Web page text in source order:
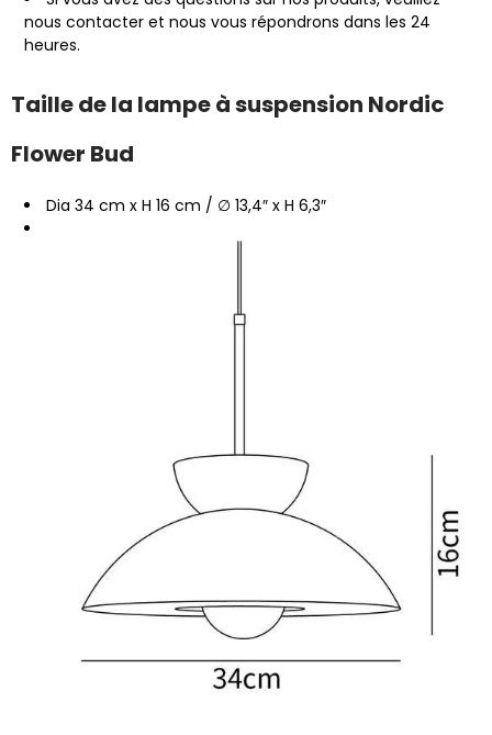
nous contacter et nous vous répondrons dans les 24
heures.
Taille de la lampe à suspension Nordic
Flower Bud
Dia 34 cm x H 16 cm / ∅ 13,4″ x H 6,3″